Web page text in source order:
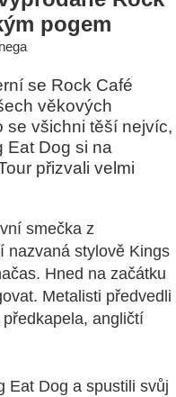
pogem
se Rock Café
věkových
se všichni těší nejvíc,
Eat Dog si na
přizvali velmi
smečka z
nazvaná stylově Kings
Hned na začátku
Metalisti předvedli
angličtí
Eat Dog a spustili svůj